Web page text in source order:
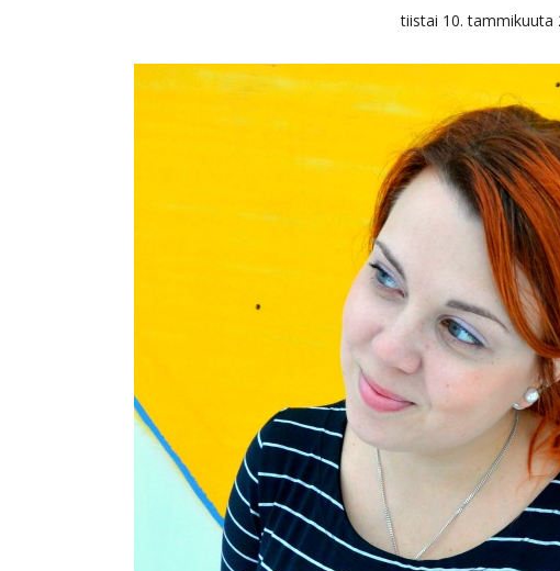
tiistai 10. tammikuuta